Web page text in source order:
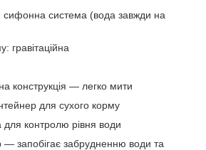
сифонна система (вода завжди на
гравітаційна
конструкція — легко мити
для сухого корму
контролю рівня води
— запобігає забрудненню води та